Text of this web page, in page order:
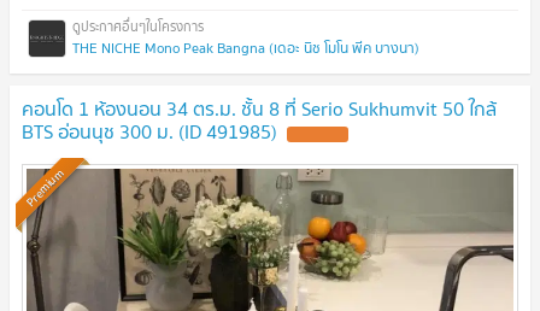
THE NICHE Mono Peak Bangna (เดอะ นิช โมโน พีค บางนา)
คอนโด 1 ห้องนอน 34 ตร.ม. ชั้น 8 ที่ Serio Sukhumvit 50 ใกล้
BTS อ่อนนุช 300 ม. (ID 491985)
Premium